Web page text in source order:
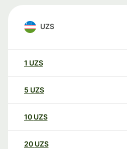
UZS
1 UZS
5 UZS
10 UZS
20 UZS